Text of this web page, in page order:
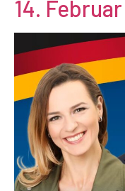
14. Februar